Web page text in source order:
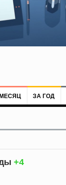
ЗА ГОД
+4